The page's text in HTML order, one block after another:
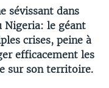
sévissant dans
Nigeria: le géant
crises, peine à
efficacement les
sur son territoire.